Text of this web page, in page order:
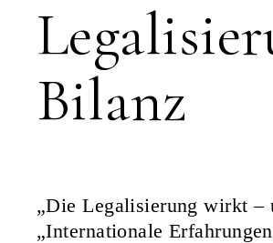
Bilanz
„Die Legalisierung wirkt –
„Internationale